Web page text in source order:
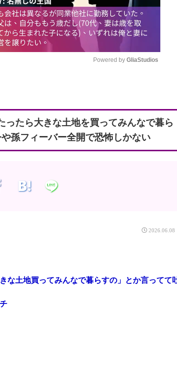
e
Powered by GliaStudios
たら大きな土地を買ってみんなで暮ら
孫フィーバー全開で恐怖しかない
2026.06.08
な土地買ってみんなで暮らすの」とか言ってて